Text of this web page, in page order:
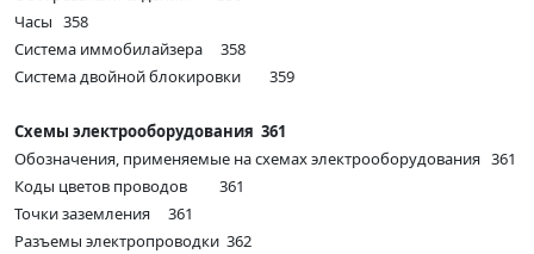
Часы 358
Система иммобилайзера 358
Система двойной блокировки 359
Схемы электрооборудования 361
Обозначения, применяемые на схемах электрооборудования 361
Коды цветов проводов 361
Точки заземления 361
Разъемы электропроводки 362